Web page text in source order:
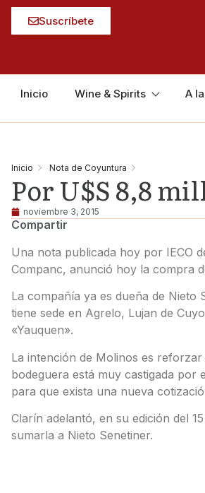
Suscríbete
Inicio Wine & Spirits A
Inicio Nota de Coyuntura
Por U$S 8,8
noviembre 3, 2015
Compartir
Una nota publicada hoy por IECO
Companc, anunció hoy la compra
La compañía ya es dueña de Nieto
tiene sede en Agrelo, Lujan de
«Yauquen».
La intención de Molinos es
bodeguera está muy castigada por
para que exista una nueva
Clarín adelantó, en su edición del
sumarla a Nieto Senetiner.